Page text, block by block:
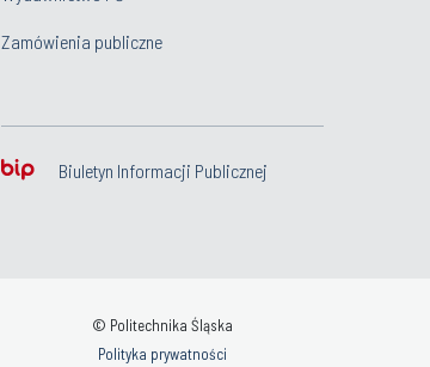
Zamówienia publiczne
Biuletyn Informacji Publicznej
© Politechnika Śląska
Polityka prywatności